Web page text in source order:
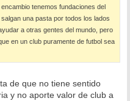
tenemos fundaciones del
una pasta por todos los lados
a otras gentes del mundo, pero
en un club puramente de futbol sea
de que no tiene sentido
y no aporte valor de club a